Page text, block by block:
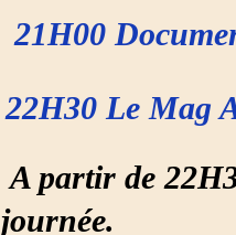
21H00
22H30 Le Mag
A partir de
journée.